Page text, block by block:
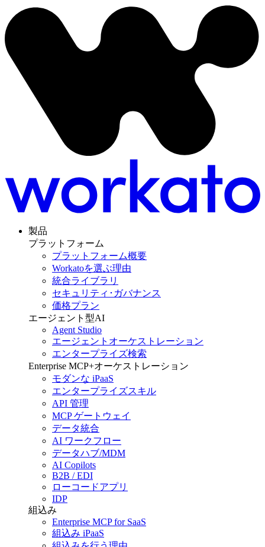
製品
プラットフォーム
プラットフォーム概要
Workatoを選ぶ理由
統合ライブラリ
セキュリティ･ガバナンス
価格プラン
エージェント型AI
Agent Studio
エージェントオーケストレーション
エンタープライズ検索
Enterprise MCP+オーケストレーション
モダンな iPaaS
エンタープライズスキル
API 管理
MCP ゲートウェイ
データ統合
AI ワークフロー
データハブ/MDM
AI Copilots
B2B / EDI
ローコードアプリ
IDP
組込み
Enterprise MCP for SaaS
組込み iPaaS